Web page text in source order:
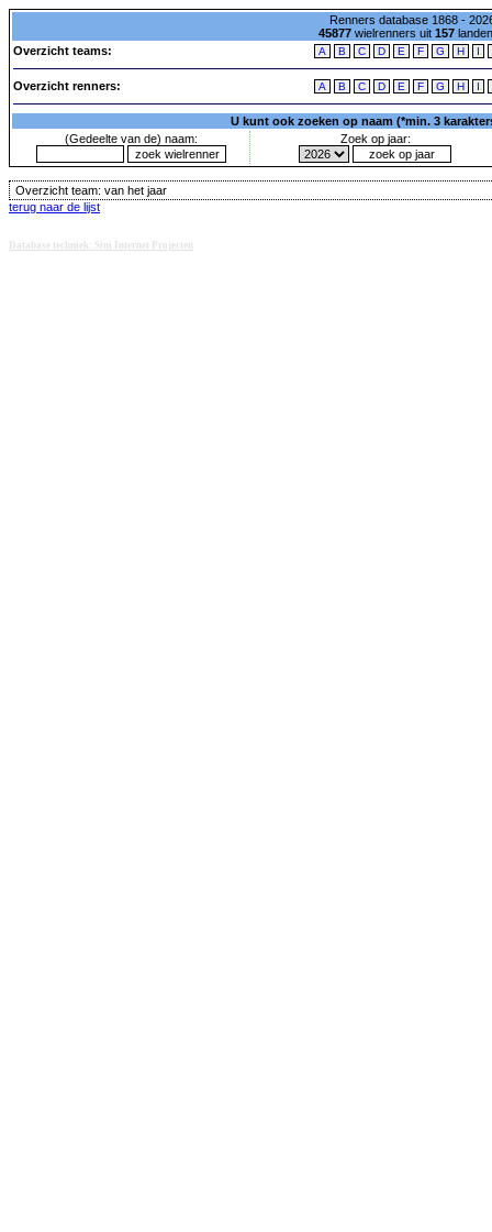
Renners database 1868 -
45877wielrenners uit 157
Overzicht teams:
A B C D E F G H I
Overzicht renners: A B C D E F G H I
U kunt ook zoeken op naam (*min. 3
(Gedeelte van de) naam:
Zoek op jaar:
Overzicht team: van het jaar
terug naar de lijst
Database techniek: Sini Internet Projecten